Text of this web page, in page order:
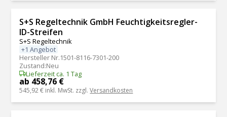
S+S Regeltechnik GmbH Feuchtigkeitsregler-
ID-Streifen
S+S Regeltechnik
+1 Angebot
Hersteller Nr.1501-8116-7301-200
Zustand:Neu
Lieferzeit ca. 1 Tag
ab 458,76 €
545,92 € inkl. MwSt. zzgl.Versandkosten